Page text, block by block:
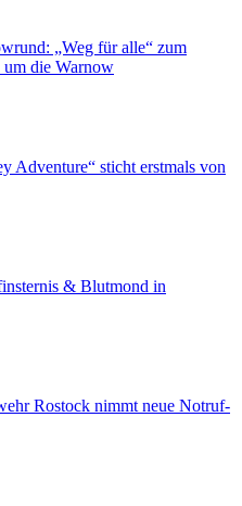
„Weg für alle“ zum
um die Warnow
Adventure“ sticht erstmals von
& Blutmond in
Rostock nimmt neue Notruf-